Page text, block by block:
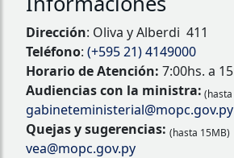
Dirección: Oliva y Alberdi 411
Teléfono: (+595 21) 4149000
Horario de Atención: 7:00hs. a
Audiencias con la ministra:
gabineteministerial@mopc.gov.py
Quejas y sugerencias: (hasta 15MB)
vea@mopc.gov.py